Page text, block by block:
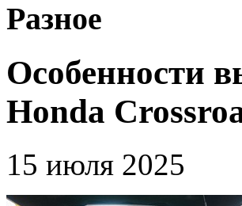
Разное
Особенности
Honda
15 июля 2025